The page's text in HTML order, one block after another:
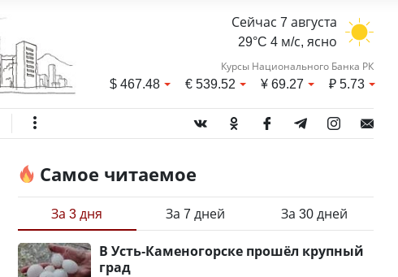
Сейчас 7 августа
29°C 4 м/с, ясно
Курсы Национального Банка РК
$467.48 €539.52 ¥69.27 ₽5.73
Самое читаемое
За 3 дня За 7 дней За 30 дней
В Усть-Каменогорске прошёл крупный
град